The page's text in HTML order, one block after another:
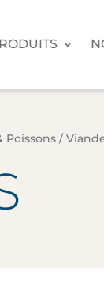
Poissons /